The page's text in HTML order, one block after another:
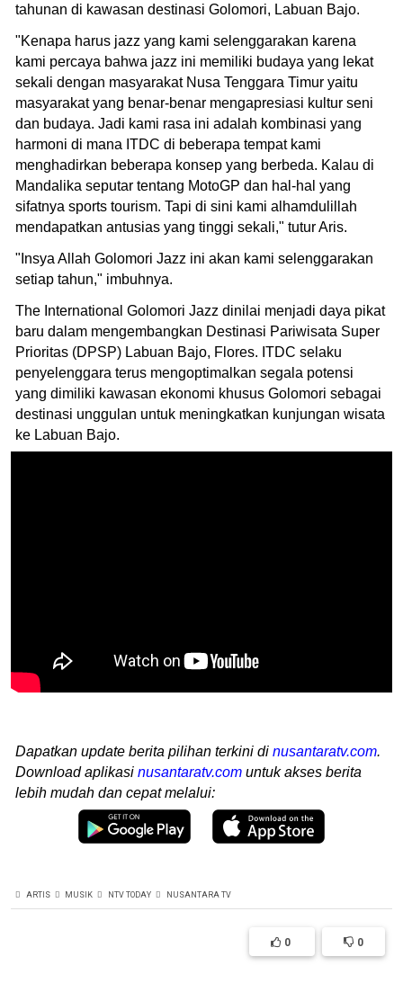
tahunan di kawasan destinasi Golomori, Labuan Bajo.
"Kenapa harus jazz yang kami selenggarakan karena
kami percaya bahwa jazz ini memiliki budaya yang lekat
sekali dengan masyarakat Nusa Tenggara Timur yaitu
masyarakat yang benar-benar mengapresiasi kultur seni
dan budaya. Jadi kami rasa ini adalah kombinasi yang
harmoni di mana ITDC di beberapa tempat kami
menghadirkan beberapa konsep yang berbeda. Kalau di
Mandalika seputar tentang MotoGP dan hal-hal yang
sifatnya sports tourism. Tapi di sini kami alhamdulillah
mendapatkan antusias yang tinggi sekali," tutur Aris.
"Insya Allah Golomori Jazz ini akan kami selenggarakan
setiap tahun," imbuhnya.
The International Golomori Jazz dinilai menjadi daya pikat
baru dalam mengembangkan Destinasi Pariwisata Super
Prioritas (DPSP) Labuan Bajo, Flores. ITDC selaku
penyelenggara terus mengoptimalkan segala potensi
yang dimiliki kawasan ekonomi khusus Golomori sebagai
destinasi unggulan untuk meningkatkan kunjungan wisata
ke Labuan Bajo.
Dapatkan update berita pilihan terkini di nusantaratv.com.
Download aplikasi nusantaratv.com untuk akses berita
lebih mudah dan cepat melalui:
ARTIS MUSIK NTV TODAY NUSANTARA TV
0 0